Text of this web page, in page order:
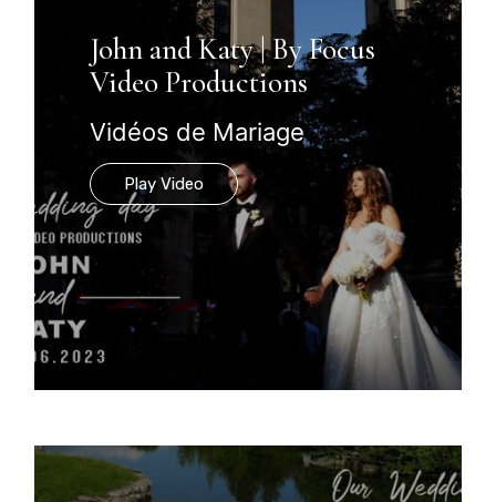
John and Katy | By Focus
Video Productions
Vidéos de Mariage
Play Video